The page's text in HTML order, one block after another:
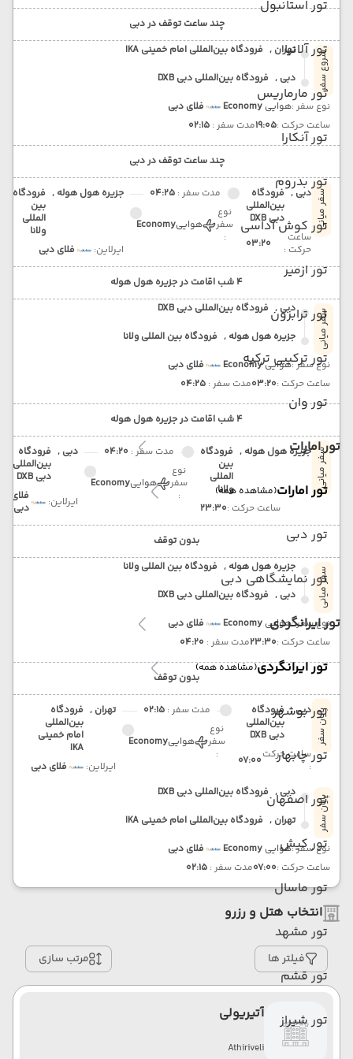
تور استانبول
تور آلانیا
تور مارماریس
تور آنکارا
تور بدروم
تور کوش آداسی
تور ازمیر
تور ترابزون
تور ترکیبی ترکیه
تور وان
تور امارات
تور امارات(مشاهده همه)
تور دبی
تور نمایشگاهی دبی
تور ایرانگردی
تور ایرانگردی(مشاهده همه)
تور بوشهر
تور چابهار
تور اصفهان
تور کیش
تور ماسال
تور مشهد
تور قشم
تور شیراز
چند ساعت توقف در دبی
شروع سفر تهران , فرودگاه بین‌المللی امام خمینی IKA
دبی , فرودگاه بین‌المللی دبی DXB
نوع سفر :هوایی
فلای دبی
ساعت حرکت :19:05مدت سفر : 02:15
چند ساعت توقف در دبی
سفر میانی دبی , فرودگاه
بین‌المللی
دبی DXB
ساعت
حرکت :
03:20
مدت سفر :04:25
نوع
سفر
:
هواییEconomy
جزیره هول هوله , فرودگاه
بین
المللی
ولانا
ایرلاین:
فلای دبی
4 شب اقامت در جزیره هول هوله
سفر میانی دبی , فرودگاه بین‌المللی دبی DXB
جزیره هول هوله , فرودگاه بین المللی ولانا
نوع سفر :هواییEconomy
فلای دبی
ساعت حرکت :03:20مدت سفر : 04:25
4 شب اقامت در جزیره هول هوله
سفر میانی جزیره هول هوله , فرودگاه
بین
المللی
ولانا
ساعت حرکت :23:30
مدت سفر : 04:20
نوع
سفر
:
هواییEconomy
دبی , فرودگاه
بین‌المللی
دبی DXB
ایرلاین:
فلای
دبی
بدون توقف
سفر میانی جزیره هول هوله , فرودگاه بین المللی ولانا
دبی , فرودگاه بین‌المللی دبی DXB
نوع سفر :هوایی
فلای دبی
ساعت حرکت :23:30مدت سفر : 04:20
بدون توقف
پایان سفردبی , فرودگاه
بین‌المللی
دبی DXB
ساعت حرکت
:
07:00
مدت سفر : 02:15
نوع
سفر
:
هواییEconomy
تهران , فرودگاه
بین‌المللی
امام خمینی
IKA
ایرلاین:
فلای دبی
پایان سفر
دبی , فرودگاه بین‌المللی دبی DXB
تهران , فرودگاه بین‌المللی امام خمینی IKA
نوع سفر :هوایی
فلای دبی
ساعت حرکت :07:00مدت سفر : 02:15
انتخاب هتل و رزرو
فیلتر ها مرتب سازی
آتیریولی
Athiriveli